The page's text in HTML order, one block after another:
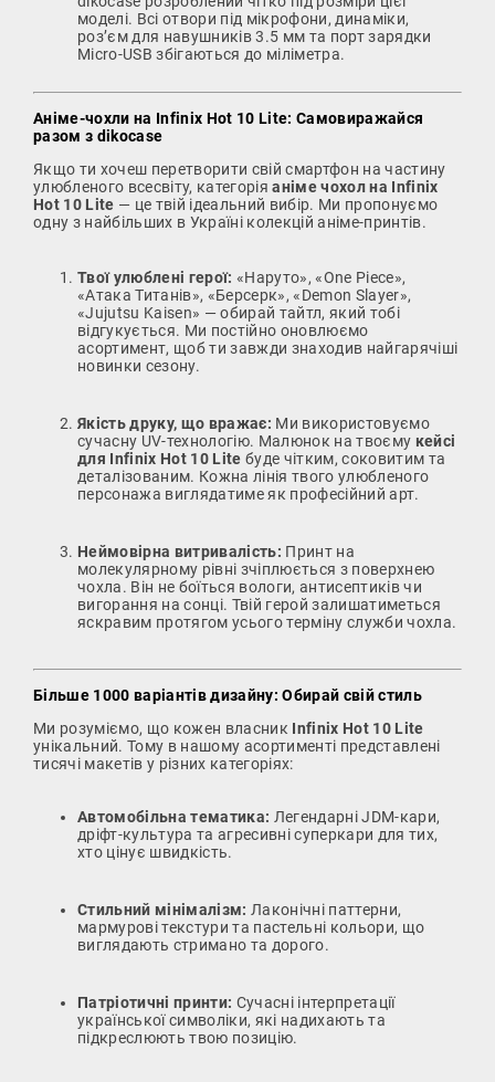
моделі. Всі отвори під мікрофони, динаміки,
роз’єм для навушників 3.5 мм та порт зарядки
Micro-USB збігаються до міліметра.
Аніме-чохли на Infinix Hot 10 Lite: Самовиражайся
разом з dikocase
Якщо ти хочеш перетворити свій смартфон на частину
улюбленого всесвіту, категоріяаніме чохол на Infinix
Hot 10 Lite — це твій ідеальний вибір. Ми пропонуємо
одну з найбільших в Україні колекцій аніме-принтів.
Твої улюблені герої: «Наруто», «One Piece»,
«Атака Титанів», «Берсерк», «Demon Slayer»,
«Jujutsu Kaisen» — обирай тайтл, який тобі
відгукується. Ми постійно оновлюємо
асортимент, щоб ти завжди знаходив найгарячіші
новинки сезону.
Якість друку, що вражає: Ми використовуємо
сучасну UV-технологію. Малюнок на твоєму кейсі
для Infinix Hot 10 Lite буде чітким, соковитим та
деталізованим. Кожна лінія твого улюбленого
персонажа виглядатиме як професійний арт.
Неймовірна витривалість: Принт на
молекулярному рівні зчіплюється з поверхнею
чохла. Він не боїться вологи, антисептиків чи
вигорання на сонці. Твій герой залишатиметься
яскравим протягом усього терміну служби чохла.
Більше 1000 варіантів дизайну: Обирай свій стиль
Ми розуміємо, що кожен власник Infinix Hot 10 Lite
унікальний. Тому в нашому асортименті представлені
тисячі макетів у різних категоріях:
Автомобільна тематика: Легендарні JDM-кари,
дріфт-культура та агресивні суперкари для тих,
хто цінує швидкість.
Стильний мінімалізм: Лаконічні паттерни,
мармурові текстури та пастельні кольори, що
виглядають стримано та дорого.
Патріотичні принти: Сучасні інтерпретації
української символіки, які надихають та
підкреслюють твою позицію.